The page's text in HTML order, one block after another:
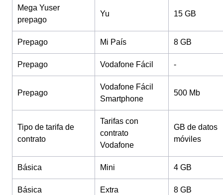
Mega Yuser
prepago
Yu 15 GB
Prepago Mi País 8 GB
Prepago Vodafone Fácil -
Prepago
Vodafone Fácil
Smartphone
500 Mb
Tipo de tarifa de
contrato
Tarifas con
contrato
Vodafone
GB de datos
móviles
Básica Mini 4 GB
Básica Extra 8 GB